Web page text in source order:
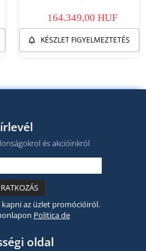
164.349,00 HUF
KÉSZLET FIGYELMEZTETÉS
és akcióinkról
az üzlet promócióiról.
Politica de
oldal